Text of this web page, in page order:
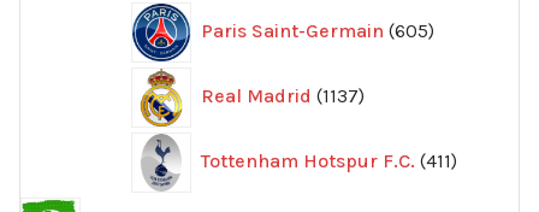
Paris Saint-Germain 605
produkter
Real Madrid 1137
produkter
Tottenham Hotspur F.C. 411
produkter